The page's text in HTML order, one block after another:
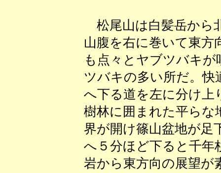
松尾山は白髪岳から
山腹を右に巻いて東方
も点々とヤブツバキ
ツバキの多い所だ。快
へ下る道を左に分け上
樹林に囲まれた平らな
界が開け篠山盆地が足
へ５分ほど下ると千年
岩から東方向の展望が